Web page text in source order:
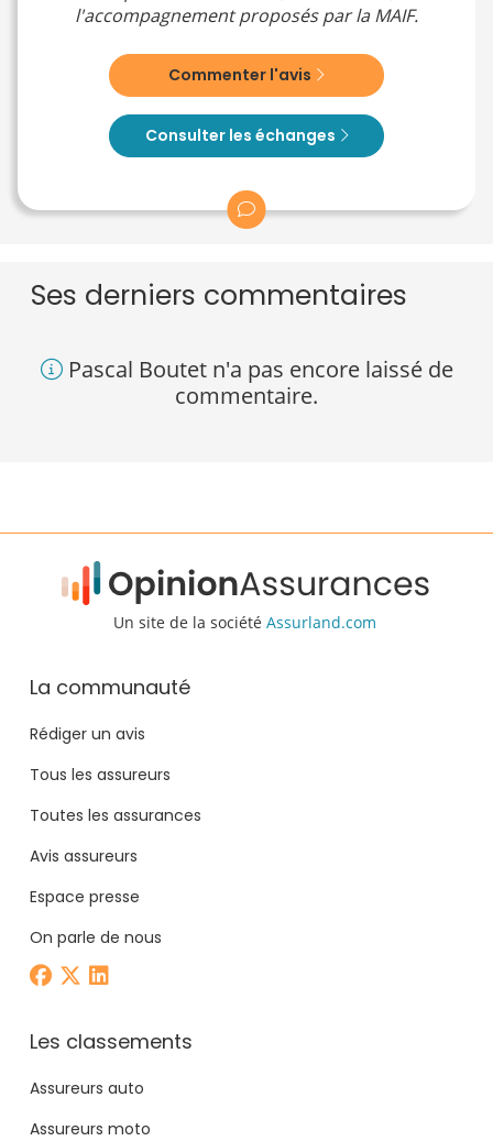
l'accompagnement proposés par la MAIF.
Commenter l'avis
Consulter les échanges
Ses derniers commentaires
Pascal Boutet n'a pas encore laissé de
commentaire.
Un site de la société Assurland.com
La communauté
Rédiger un avis
Tous les assureurs
Toutes les assurances
Avis assureurs
Espace presse
On parle de nous
Les classements
Assureurs auto
Assureurs moto